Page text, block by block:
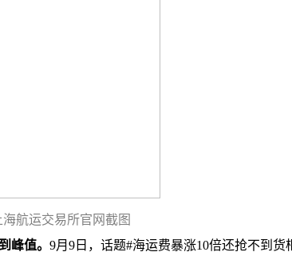
海航运交易所官网截图
峰值。 9月9日，话题#海运费暴涨10倍还抢不到货